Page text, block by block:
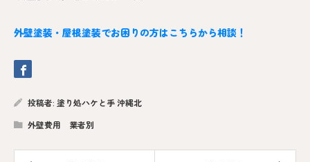
外壁塗装・屋根塗装でお困りの方はこちらから相談！
投稿者: 塗り処ハケと手 沖縄北
外壁費用 業者別